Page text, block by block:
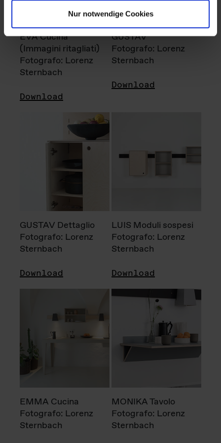
Nur notwendige Cookies
EVA Cucina
(Immagini ritagliati)
Fotografo: Lorenz
Sternbach
Download
GUSTAV
Fotografo: Lorenz
Sternbach
Download
GUSTAV Dettaglio
Fotografo: Lorenz
Sternbach
Download
LUIS Moduli sospesi
Fotografo: Lorenz
Sternbach
Download
EMMA Cucina
Fotografo: Lorenz
Sternbach
MONIKA Tavolo
Fotografo: Lorenz
Sternbach